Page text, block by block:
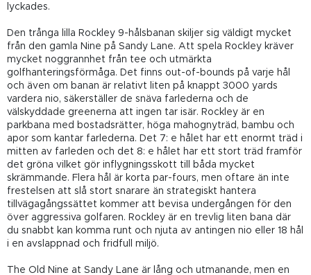
lyckades.
Den trånga lilla Rockley 9-hålsbanan skiljer sig väldigt mycket
från den gamla Nine på Sandy Lane. Att spela Rockley kräver
mycket noggrannhet från tee och utmärkta
golfhanteringsförmåga. Det finns out-of-bounds på varje hål
och även om banan är relativt liten på knappt 3000 yards
vardera nio, säkerställer de snäva farlederna och de
välskyddade greenerna att ingen tar isär. Rockley är en
parkbana med bostadsrätter, höga mahognyträd, bambu och
apor som kantar farlederna. Det 7: e hålet har ett enormt träd i
mitten av farleden och det 8: e hålet har ett stort träd framför
det gröna vilket gör inflygningsskott till båda mycket
skrämmande. Flera hål är korta par-fours, men oftare än inte
frestelsen att slå stort snarare än strategiskt hantera
tillvägagångssättet kommer att bevisa undergången för den
över aggressiva golfaren. Rockley är en trevlig liten bana där
du snabbt kan komma runt och njuta av antingen nio eller 18 hål
i en avslappnad och fridfull miljö.
The Old Nine at Sandy Lane är lång och utmanande, men en